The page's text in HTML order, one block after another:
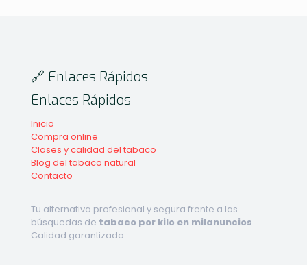
🔗 Enlaces Rápidos
Enlaces Rápidos
Inicio
Compra online
Clases y calidad del tabaco
Blog del tabaco natural
Contacto
Tu alternativa profesional y segura frente a las
búsquedas de tabaco por kilo en milanuncios.
Calidad garantizada.